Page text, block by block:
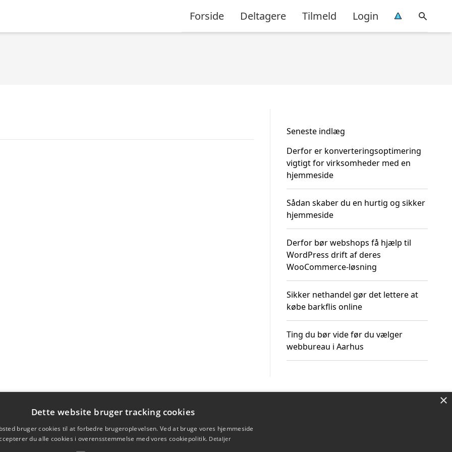
Forside Deltagere Tilmeld Login
Seneste indlæg
Derfor er konverteringsoptimering
vigtigt for virksomheder med en
hjemmeside
Sådan skaber du en hurtig og sikker
hjemmeside
Derfor bør webshops få hjælp til
WordPress drift af deres
WooCommerce-løsning
Sikker nethandel gør det lettere at
købe barkflis online
Ting du bør vide før du vælger
webbureau i Aarhus
×
Dette website bruger tracking cookies
bruger cookies til at forbedre brugeroplevelsen. Ved at bruge vores hjemmeside
du alle cookies i overensstemmelse med vores cookiepolitik. Detaljer